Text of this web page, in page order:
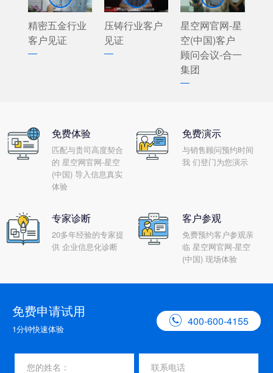
精密五金行业
客户见证
压铸行业客户
见证
星空网官网-星
空(中国)客户
顾问会议-合一
集团
免费体验
匹配与贵司高度契合
的 星空网官网-星空
(中国) 导入信息真实
体验
免费演示
与销售顾问预约时间
我 们登门为您演示
专家诊断
20多年经验的专家提
供 企业信息化诊断
客户参观
免费预约客户参观亲
临 星空网官网-星空
(中国) 现场体验
免费申请试用
1分钟快速体验
 400-600-4155